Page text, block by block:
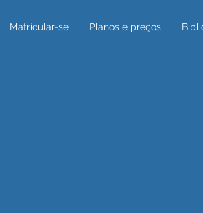
Matrícular-se Planos e preços